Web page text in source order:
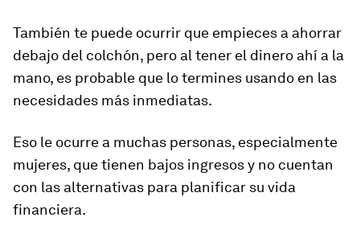
También te puede ocurrir que empieces a ahorrar
debajo del colchón, pero al tener el dinero ahí a la
mano, es probable que lo termines usando en las
necesidades más inmediatas.
Eso le ocurre a muchas personas, especialmente
mujeres, que tienen bajos ingresosy no cuentan
con las alternativas para planificar su vida
financiera.